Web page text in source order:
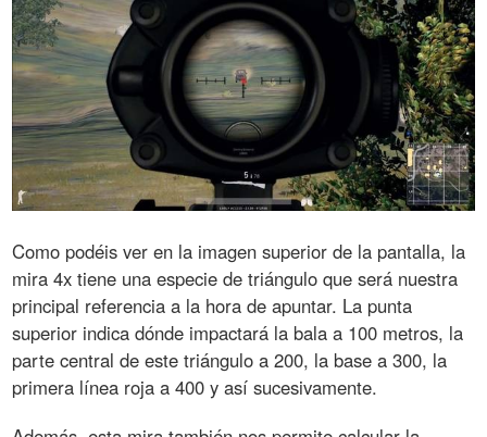
Como podéis ver en la imagen superior de la pantalla, la
mira 4x tiene una especie de triángulo que será nuestra
principal referencia a la hora de apuntar. La punta
superior indica dónde impactará la bala a 100 metros, la
parte central de este triángulo a 200, la base a 300, la
primera línea roja a 400 y así sucesivamente.